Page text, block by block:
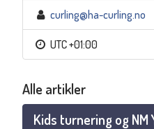
curling@ha-curling.no
UTC +01:00
Alle artikler
Kids turnering og NM